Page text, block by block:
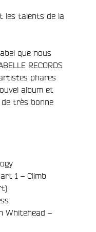
les talents de la
que nous
RECORDS
phares
album et
très bonne
1 – Climb
Whitehead –